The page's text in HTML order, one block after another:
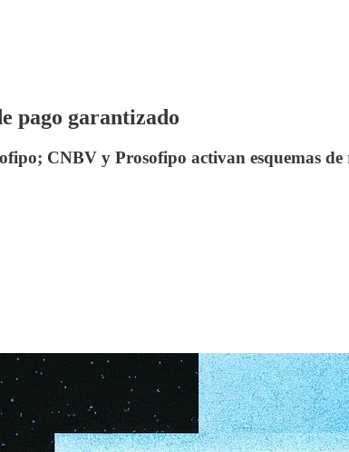
pago garantizado
CNBV y Prosofipo activan esquemas